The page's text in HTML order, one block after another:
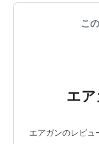
こ
エ
エアガンのレビュ